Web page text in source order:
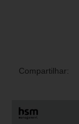
Compartilhar: